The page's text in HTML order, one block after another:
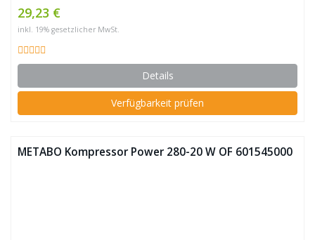
29,23 €
inkl. 19% gesetzlicher MwSt.
Details
Verfügbarkeit prüfen
METABO Kompressor Power 280-20 W OF 601545000